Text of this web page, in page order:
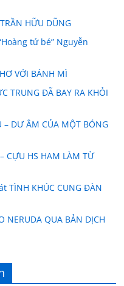
HỮU DŨNG
tử bé” Nguyễn
VỚI BÁNH MÌ
TRUNG ĐÃ BAY RA KHỎI
– DƯ ÂM CỦA MỘT BÓNG
CỰU HS HAM LÀM TỪ
TÌNH KHÚC CUNG ĐÀN
NERUDA QUA BẢN DỊCH